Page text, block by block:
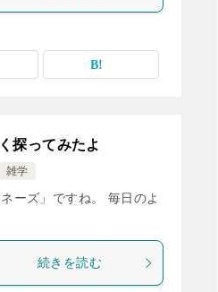
探ってみたよ
雑学
ーズ」ですね。 毎日のよ
続きを読む